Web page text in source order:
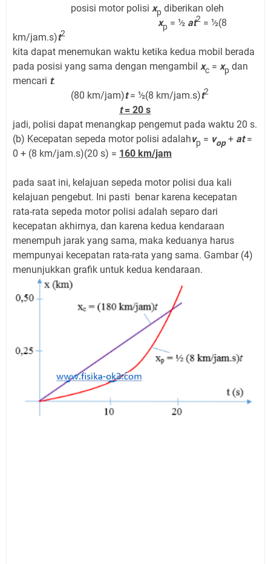
posisi motor polisi xp diberikan oleh
xp = ½ at2 = ½(8
km/jam.s)t2
kita dapat menemukan waktu ketika kedua mobil berada
pada posisi yang sama dengan mengambil xc = xp dan
mencari t:
(80 km/jam)t= ½(8 km/jam.s)t2
t= 20 s
jadi, polisi dapat menangkap pengemut pada waktu 20 s.
(b) Kecepatan sepeda motor polisi adalahvp = vop + at=
0 + (8 km/jam.s)(20 s) = 160 km/jam
pada saat ini, kelajuan sepeda motor polisi dua kali
kelajuan pengebut. Ini pasti benar karena kecepatan
rata-rata sepeda motor polisi adalah separo dari
kecepatan akhirnya, dan karena kedua kendaraan
menempuh jarak yang sama, maka keduanya harus
mempunyai kecepatan rata-rata yang sama. Gambar (4)
menunjukkan grafik untuk kedua kendaraan.